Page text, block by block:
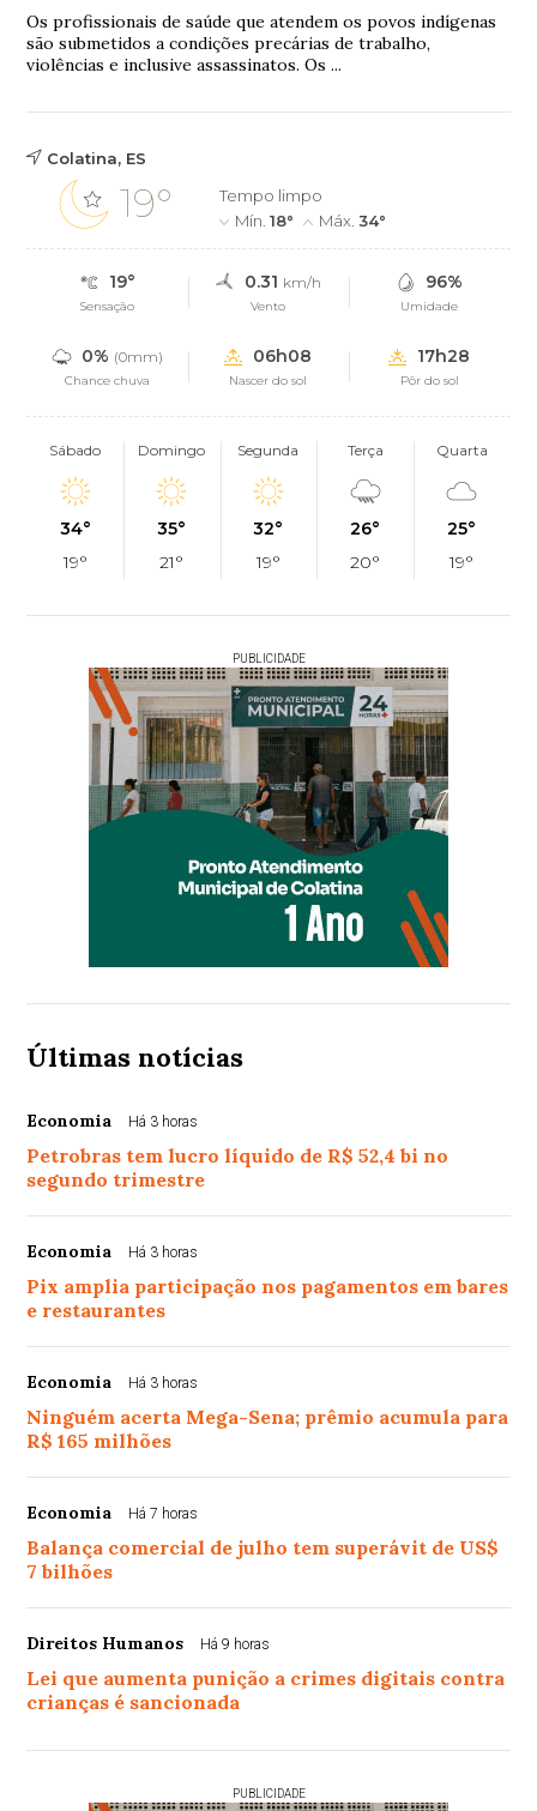
Os profissionais de saúde que atendem os povos indígenas
são submetidos a condições precárias de trabalho,
violências e inclusive assassinatos. Os ...
Colatina, ES
19°
Tempo limpo
Mín.18° Máx.34°
19°
Sensação
0.31 km/h
Vento
96%
Umidade
0% (0mm)
Chance chuva
06h08
Nascer do sol
17h28
Pôr do sol
Sábado
34°
19°
Domingo
35°
21°
Segunda
32°
19°
Terça
26°
20°
Quarta
25°
19°
PUBLICIDADE
Últimas notícias
Economia Há 3 horas
Petrobras tem lucro líquido de R$ 52,4 bi no
segundo trimestre
Economia Há 3 horas
Pix amplia participação nos pagamentos em bares
e restaurantes
Economia Há 3 horas
Ninguém acerta Mega-Sena; prêmio acumula para
R$ 165 milhões
Economia Há 7 horas
Balança comercial de julho tem superávit de US$
7 bilhões
Direitos Humanos Há 9 horas
Lei que aumenta punição a crimes digitais contra
crianças é sancionada
PUBLICIDADE